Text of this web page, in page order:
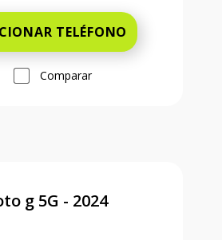
TELÉFONO
Comparar
g 5G - 2024